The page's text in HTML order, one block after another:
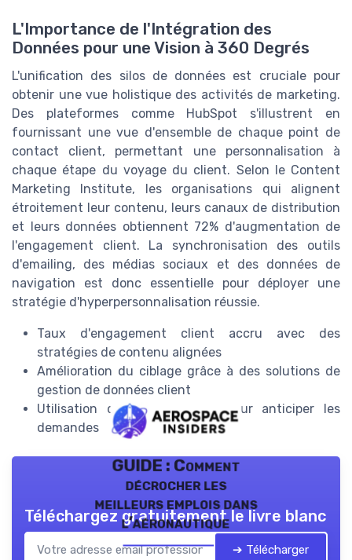
L'Importance de l'Intégration des
Données pour une Vision à 360 Degrés
L'unification des silos de données est cruciale pour
obtenir une vue holistique des activités de marketing.
Des plateformes comme HubSpot s'illustrent en
fournissant une vue d'ensemble de chaque point de
contact client, permettant une personnalisation à
chaque étape du voyage du client. Selon le Content
Marketing Institute, les organisations qui alignent
étroitement leur contenu, leurs canaux de distribution
et leurs données obtiennent 72% d'augmentation de
l'engagement client. La synchronisation des outils
d'emailing, des médias sociaux et des données de
navigation est donc essentielle pour déployer une
stratégie d'hyperpersonnalisation réussie.
Taux d'engagement client accru avec des
stratégies de contenu alignées
Amélioration du ciblage grâce à des solutions de
gestion de données client
Utilisation d'outils prédictifs pour anticiper les
demandes
GUIDE : Comment
décrocher les
meilleurs emplois dans
l’aéronautique
Téléchargez gratuitement le livre blanc
➔ Télécharger